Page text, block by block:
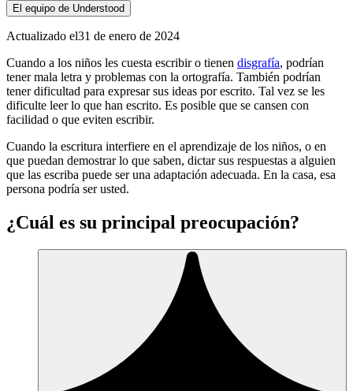
El equipo de Understood
Actualizado el31 de enero de 2024
Cuando a los niños les cuesta escribir o tienen disgrafía, podrían
tener mala letra y problemas con la ortografía. También podrían
tener dificultad para expresar sus ideas por escrito. Tal vez se les
dificulte leer lo que han escrito. Es posible que se cansen con
facilidad o que eviten escribir.
Cuando la escritura interfiere en el aprendizaje de los niños, o en
que puedan demostrar lo que saben, dictar sus respuestas a alguien
que las escriba puede ser una adaptación adecuada. En la casa, esa
persona podría ser usted.
¿Cuál es su principal preocupación?